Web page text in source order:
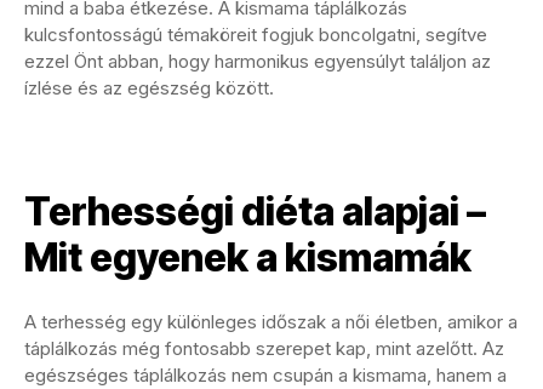
mind a baba étkezése. A kismama táplálkozás
kulcsfontosságú témaköreit fogjuk boncolgatni, segítve
ezzel Önt abban, hogy harmonikus egyensúlyt találjon az
ízlése és az egészség között.
Terhességi diéta alapjai –
Mit egyenek a kismamák
A terhesség egy különleges időszak a női életben, amikor a
táplálkozás még fontosabb szerepet kap, mint azelőtt. Az
egészséges táplálkozás nem csupán a kismama, hanem a